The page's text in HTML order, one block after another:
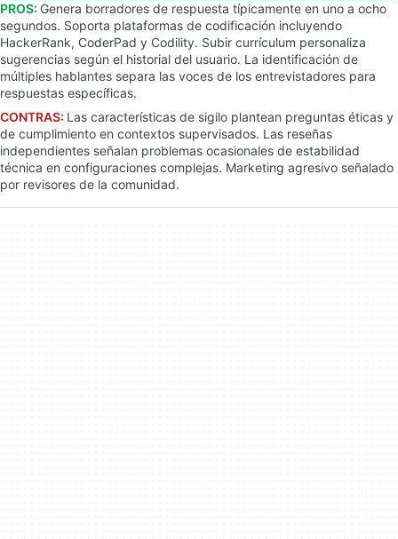
PROS: Genera borradores de respuesta típicamente en uno a ocho
segundos. Soporta plataformas de codificación incluyendo
HackerRank, CoderPad y Codility. Subir currículum personaliza
sugerencias según el historial del usuario. La identificación de
múltiples hablantes separa las voces de los entrevistadores para
respuestas específicas.
CONTRAS: Las características de sigilo plantean preguntas éticas y
de cumplimiento en contextos supervisados. Las reseñas
independientes señalan problemas ocasionales de estabilidad
técnica en configuraciones complejas. Marketing agresivo señalado
por revisores de la comunidad.